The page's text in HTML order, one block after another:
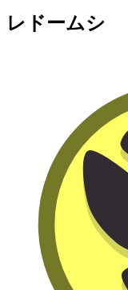
レドームシ